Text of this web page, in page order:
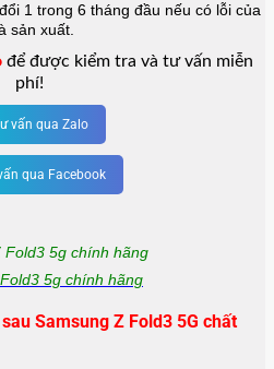
1 trong 6 tháng đầu nếu có lỗi của
sản xuất.
để được kiểm tra và tư vấn miễn
phí!
vấn qua Zalo
qua Facebook
5g chính hãng
5g chính hãng
Samsung Z Fold3 5G chất